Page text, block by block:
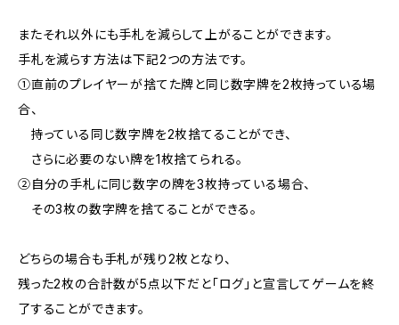
またそれ以外にも手札を減らして上がることができます。
手札を減らす方法は下記2つの方法です。
①直前のプレイヤーが捨てた牌と同じ数字牌を2枚持っている場
合、
持っている同じ数字牌を2枚捨てることができ、
さらに必要のない牌を1枚捨てられる。
②自分の手札に同じ数字の牌を3枚持っている場合、
その3枚の数字牌を捨てることができる。
どちらの場合も手札が残り2枚となり、
残った2枚の合計数が5点以下だと「ログ」と宣言してゲームを終
了することができます。